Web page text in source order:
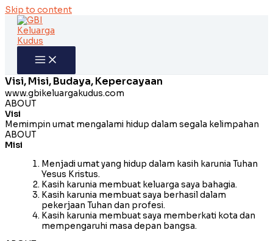
Skip to content
Visi, Misi, Budaya, Kepercayaan
www.gbikeluargakudus.com
ABOUT
Visi
Memimpin umat mengalami hidup dalam segala kelimpahan
ABOUT
Misi
Menjadi umat yang hidup dalam kasih karunia Tuhan
Yesus Kristus.
Kasih karunia membuat keluarga saya bahagia.
Kasih karunia membuat saya berhasil dalam
pekerjaan Tuhan dan profesi.
Kasih karunia membuat saya memberkati kota dan
mempengaruhi masa depan bangsa.